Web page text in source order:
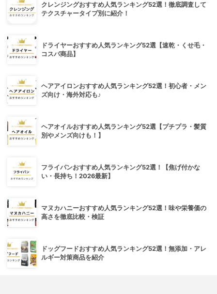
クレンジングおすすめ人気ランキング52選！徹底調査して
テクスチャータイプ別に紹介！
ドライヤーおすすめ人気ランキング52選【速乾・くせ毛・
コスパ商品】
ヘアアイロンおすすめ人気ランキング52選！初心者・メン
ズ向け・海外対応も♪
ヘアオイルおすすめ人気ランキング52選【プチプラ・髪質
別やメンズ向けも！】
フライパンおすすめ人気ランキング52選！【焦げ付かな
い・長持ち！2026最新】
マヌカハニーおすすめ人気ランキング52選！味や栄養価の
高さを徹底比較・検証
ドッグフードおすすめ人気ランキング52選！無添加・アレ
ルギー対策商品を紹介